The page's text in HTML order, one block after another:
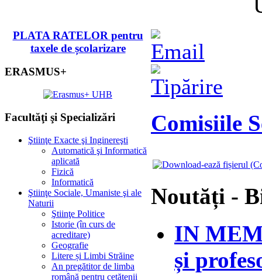
Comisiile
Noutăți -
IN
și
PLATA RATELOR pentru
taxele de școlarizare
ERASMUS+
Facultăţi şi Specializări
Ştiinţe Exacte şi Inginereşti
Automatică şi Informatică
aplicată
Fizică
Informatică
Ştiinţe Sociale, Umaniste şi ale
Naturii
Ştiinţe Politice
Istorie (în curs de
acreditare)
Geografie
Litere și Limbi Străine
An pregătitor de limba
română pentru cetățenii